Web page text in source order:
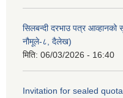
सिलबन्दी दरभाउ पत्र आव्हानको
नौमूले-८, दैलेख)
मिति: 06/03/2026 - 16:40
Invitation for sealed